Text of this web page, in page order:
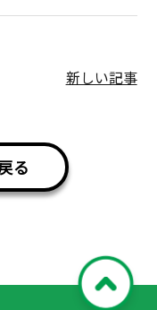
新しい記事
る